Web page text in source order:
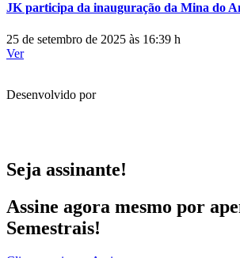
JK participa da inauguração da Mina do
25 de setembro de 2025 às 16:39 h
Ver
Desenvolvido por
Seja assinante!
Assine agora mesmo por
Semestrais!